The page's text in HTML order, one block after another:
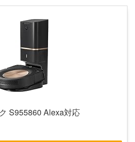
S955860 Alexa対応